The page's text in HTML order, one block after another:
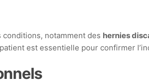
notamment des hernies
est essentielle pour confirmer